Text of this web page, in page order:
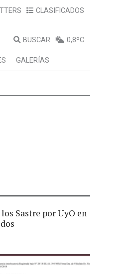
CLASIFICADOS
BUSCAR 0,8ºC
GALERÍAS
Sastre por UyO en